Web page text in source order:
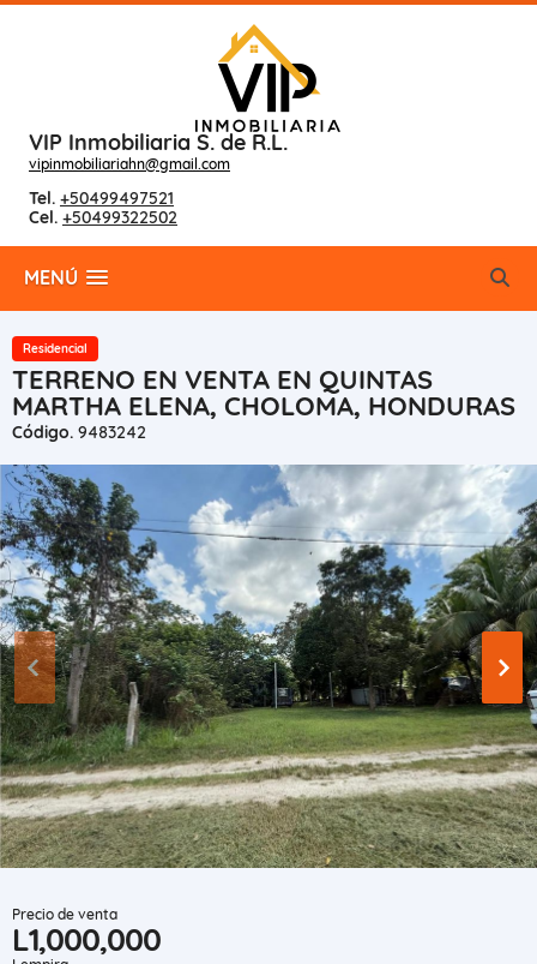
VIP Inmobiliaria S. de R.L.
vipinmobiliariahn@gmail.com
Tel. +50499497521
Cel. +50499322502
MENÚ
Residencial
TERRENO EN VENTA EN QUINTAS
MARTHA ELENA, CHOLOMA, HONDURAS
Código. 9483242
Precio de venta
L1,000,000